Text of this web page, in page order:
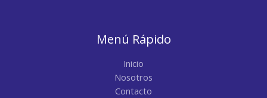
Menú Rápido
Inicio
Nosotros
Contacto